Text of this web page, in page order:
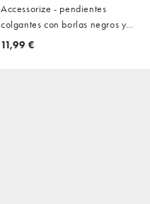
Accessorize - pendientes
colgantes con borlas negros y
dorados
11,99 €